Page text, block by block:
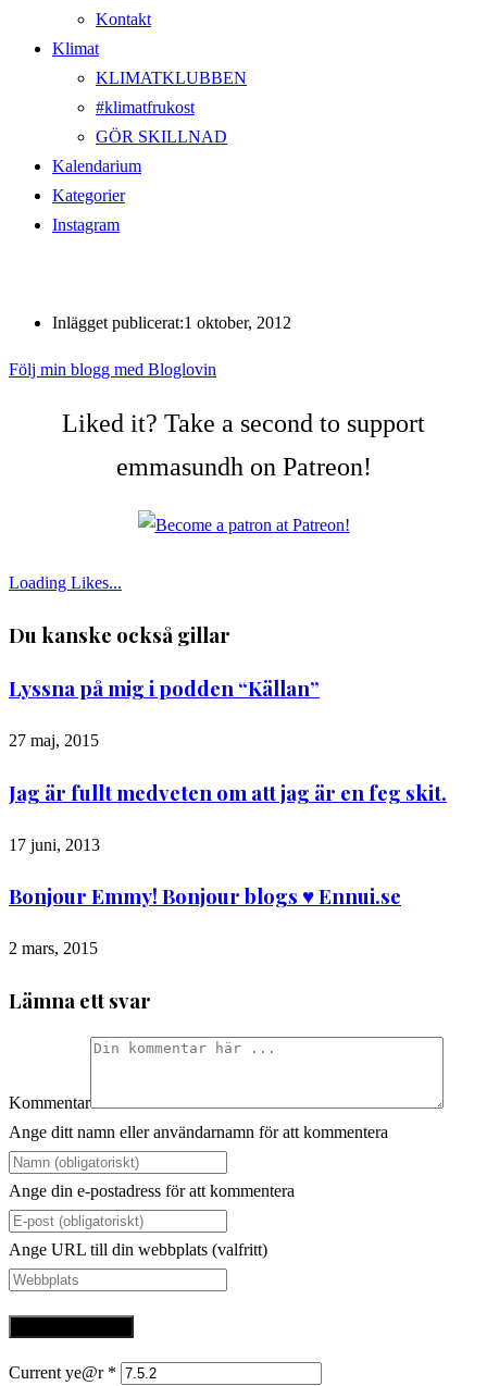
Kontakt
Klimat
KLIMATKLUBBEN
#klimatfrukost
GÖR SKILLNAD
Kalendarium
Kategorier
Instagram
Inlägget publicerat:1 oktober, 2012
Följ min blogg med Bloglovin
Liked it? Take a second to support
emmasundh on Patreon!
Loading Likes...
Du kanske också gillar
Lyssna på mig i podden “Källan”
27 maj, 2015
Jag är fullt medveten om att jag är en feg skit.
17 juni, 2013
Bonjour Emmy! Bonjour blogs ♥ Ennui.se
2 mars, 2015
Lämna ett svar
Kommentar
Ange ditt namn eller användarnamn för att kommentera
Ange din e-postadress för att kommentera
Ange URL till din webbplats (valfritt)
Current ye@r *